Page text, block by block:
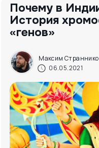
Почему в
История
«генов»
Максим
06.05.2021